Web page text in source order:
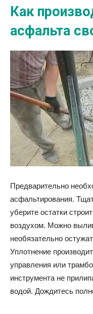
Как
асфальта
Предварительно
асфальтирования.
уберите остатки
воздухом. Можно
необязательно
Уплотнение
управления или
инструмента не
водой. Дождитесь